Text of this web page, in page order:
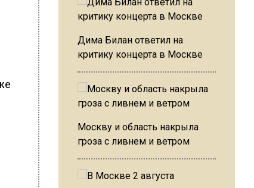
Дима Билан ответил на
критику концерта в Москве
Москву и область накрыла
гроза с ливнем и ветром